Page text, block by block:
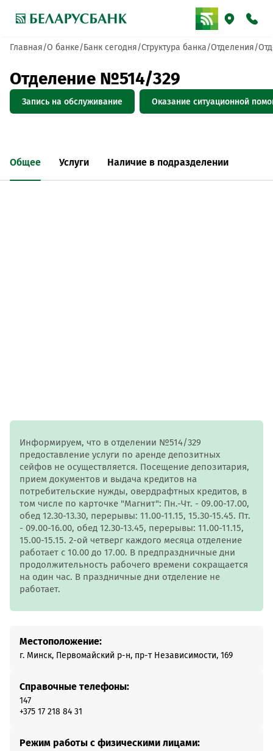
Главная О банке Банк сегодня Структура банка Отделения
Отделение №514/329
Запись на обслуживание Оказание ситуационной
Общее Услуги Наличие в подразделении
Информируем, что в отделении №514/329
предоставление услуги по аренде депозитных
сейфов не осуществляется. Посещение депозитария,
прием документов и выдача кредитов на
потребительские нужды, овердрафтных кредитов, в
том числе по карточке "Магнит": Пн.-Чт. - 09.00-17.00,
обед 12.30-13.30, перерывы: 11.00-11.15, 15.30-15.45. Пт.
- 09.00-16.00, обед 12.30-13.45, перерывы: 11.00-11.15,
15.00-15.15. 2-ой четверг каждого месяца отделение
работает с 10.00 до 17.00. В предпраздничные дни
продолжительность рабочего времени сокращается
на один час. В праздничные дни отделение не
работает.
Местоположение:
г. Минск, Первомайский р-н, пр-т Независимости, 169
Справочные телефоны:
147
+375 17 218 84 31
Режим работы с физическими лицами: